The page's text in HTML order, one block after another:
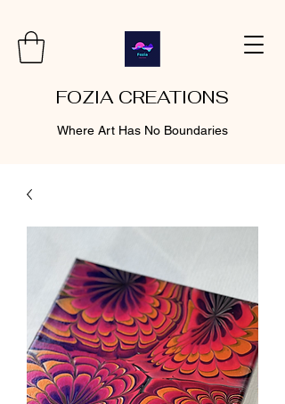
FOZIA CREATIONS
Where Art Has No Boundaries